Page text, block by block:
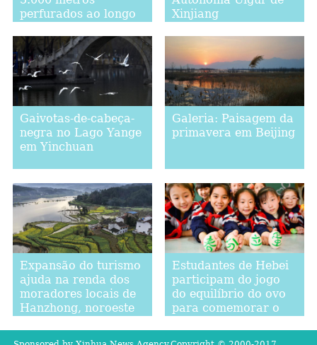
perfurados ao longo
Laos
Xinjiang
Gaivotas-de-cabeça-
negra no Lago Yange
em Yinchuan
Galeria: Paisagem da
primavera em Beijing
Expansão do turismo
ajuda na renda dos
moradores locais de
Hanzhong, noroeste
Estudantes de Hebei
participam do jogo
do equilíbrio do ovo
para comemorar o